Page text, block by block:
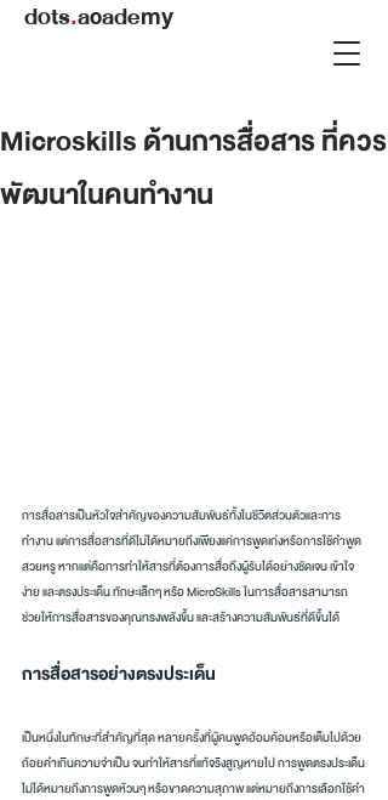
dots.academy
Microskills ด้านการสื่้อสาร ที่ควร
พัฒนาในคนทำงาน
การสื่อสารเป็นหัวใจสำคัญของความสัมพันธ์ทั้งในชีวิตส่วนตัวและการ
ทำงาน แต่การสื่อสารที่ดีไม่ได้หมายถึงเพียงแค่การพูดเก่งหรือการใช้คำพูด
สวยหรู หากแต่คือการทำให้สารที่ต้องการสื่อถึงผู้รับได้อย่างชัดเจน เข้าใจ
ง่าย และตรงประเด็น ทักษะเล็กๆ หรือ MicroSkills ในการสื่อสารสามารถ
ช่วยให้การสื่อสารของคุณทรงพลังขึ้น และสร้างความสัมพันธ์ที่ดีขึ้นได้
การสื่อสารอย่างตรงประเด็น
เป็นหนึ่งในทักษะที่สำคัญที่สุด หลายครั้งที่ผู้คนพูดอ้อมค้อมหรือเต็มไปด้วย
ถ้อยคำเกินความจำเป็น จนทำให้สารที่แท้จริงสูญหายไป การพูดตรงประเด็น
ไม่ได้หมายถึงการพูดห้วนๆ หรือขาดความสุภาพ แต่หมายถึงการเลือกใช้คำ